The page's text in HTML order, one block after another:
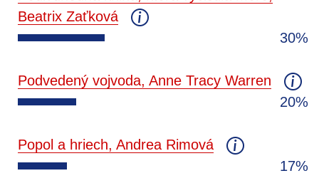
Beatrix Zaťková
30%
Podvedený vojvoda, Anne Tracy Warren
20%
Popol a hriech, Andrea Rimová
17%